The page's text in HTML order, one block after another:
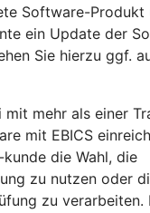
Software-
ein Update der
Sie hierzu ggf.
mit mehr als einer
mit EBICS
die Wahl, die
zu nutzen oder
zu verarbeiten.